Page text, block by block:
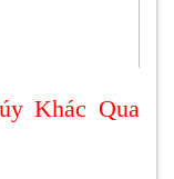
Khác Qua